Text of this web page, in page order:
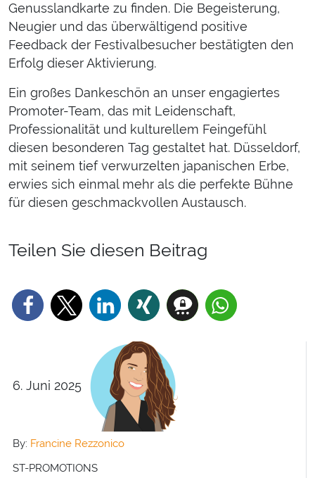
Genusslandkarte zu finden. Die Begeisterung,
Neugier und das überwältigend positive
Feedback der Festivalbesucher bestätigten den
Erfolg dieser Aktivierung.
Ein großes Dankeschön an unser engagiertes
Promoter-Team, das mit Leidenschaft,
Professionalität und kulturellem Feingefühl
diesen besonderen Tag gestaltet hat. Düsseldorf,
mit seinem tief verwurzelten japanischen Erbe,
erwies sich einmal mehr als die perfekte Bühne
für diesen geschmackvollen Austausch.
Teilen Sie diesen Beitrag
6. Juni 2025
By: Francine Rezzonico
ST-PROMOTIONS